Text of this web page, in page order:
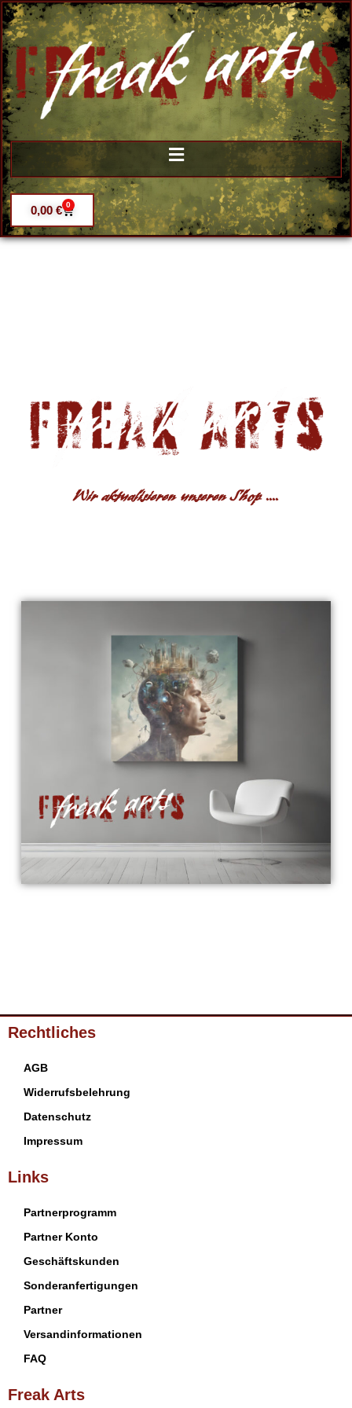
0,00 € 0
Wir aktualisieren unseren Shop ....
Rechtliches
AGB
Widerrufsbelehrung
Datenschutz
Impressum
Links
Partnerprogramm
Partner Konto
Geschäftskunden
Sonderanfertigungen
Partner
Versandinformationen
FAQ
Freak Arts